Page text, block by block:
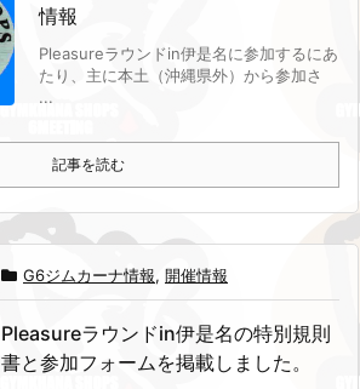
情報
Pleasureラウンドin伊是名に参加するにあ
たり、主に本土（沖縄県外）から参加さ
...
記事を読む
G6ジムカーナ情報, 開催情報
Pleasureラウンドin伊是名の特別規則
書と参加フォームを掲載しました。